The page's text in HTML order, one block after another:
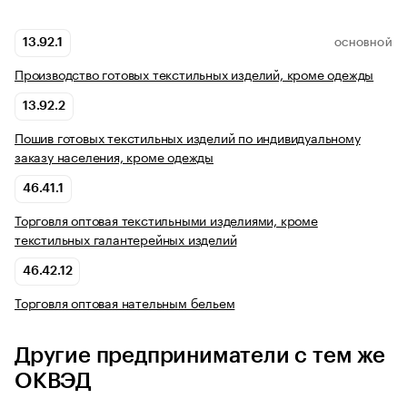
13.92.1 ОСНОВНОЙ
Производство готовых текстильных изделий, кроме одежды
13.92.2
Пошив готовых текстильных изделий по индивидуальному
заказу населения, кроме одежды
46.41.1
Торговля оптовая текстильными изделиями, кроме
текстильных галантерейных изделий
46.42.12
Торговля оптовая нательным бельем
Другие предприниматели с тем же
ОКВЭД